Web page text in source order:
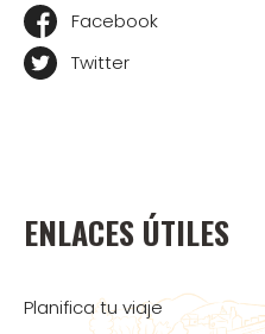
Facebook
Twitter
ENLACES ÚTILES
Planifica tu viaje